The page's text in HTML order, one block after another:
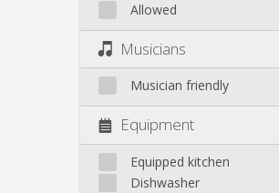
Allowed
Musicians
Musician friendly
Equipment
Equipped kitchen
Dishwasher